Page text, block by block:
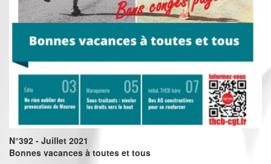
N°392 - Juillet 2021
Bonnes vacances à toutes et tous